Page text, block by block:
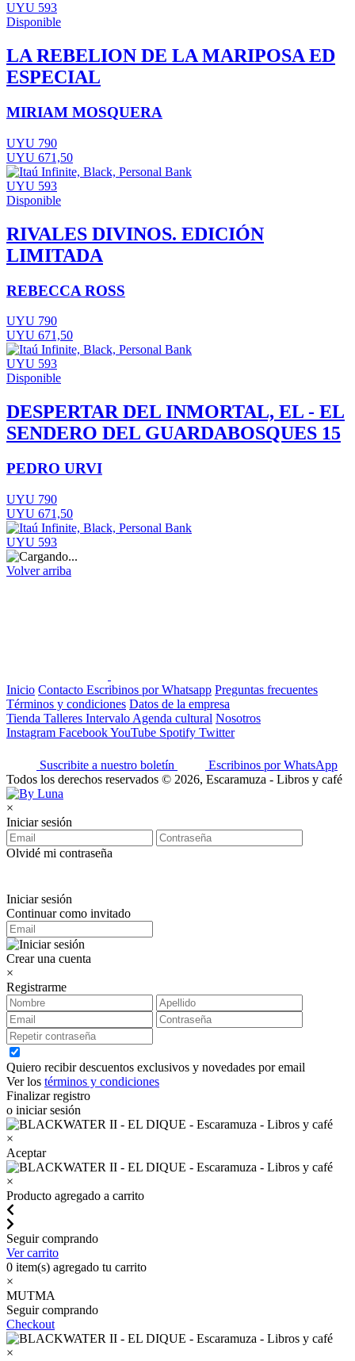
UYU 593
Disponible
LA REBELION DE LA MARIPOSA ED
ESPECIAL
MIRIAM MOSQUERA
UYU 790
UYU 671,50
UYU 593
Disponible
RIVALES DIVINOS. EDICIÓN
LIMITADA
REBECCA ROSS
UYU 790
UYU 671,50
UYU 593
Disponible
DESPERTAR DEL INMORTAL, EL - EL
SENDERO DEL GUARDABOSQUES 15
PEDRO URVI
UYU 790
UYU 671,50
UYU 593
Volver arriba
Inicio Contacto Escribinos por Whatsapp Preguntas frecuentes
Términos y condiciones Datos de la empresa
Tienda Talleres Intervalo Agenda cultural Nosotros
Instagram FacebookYouTube Spotify Twitter
Suscribite a nuestro boletín
Escribinos por WhatsApp
Todos los derechos reservados © 2026, Escaramuza - Libros y café
×
Iniciar sesión
Olvidé mi contraseña
Iniciar sesión
Continuar como invitado
Crear una cuenta
×
Registrarme
Quiero recibir descuentos exclusivos y novedades por email
Ver los términos y condiciones
Finalizar registro
o iniciar sesión
×
Aceptar
×
Producto agregado a carrito
Seguir comprando
Ver carrito
0 item(s) agregado tu carrito
×
MUTMA
Seguir comprando
Checkout
×